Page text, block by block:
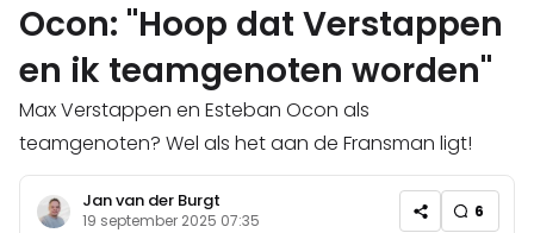
Ocon: "Hoop dat Verstappen
en ik teamgenoten worden"
Max Verstappen en Esteban Ocon als
teamgenoten? Wel als het aan de Fransman ligt!
Jan van der Burgt
19 september 2025 07:35 6